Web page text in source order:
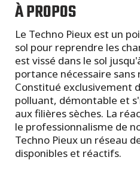
À PROPOS
Le Techno Pieux est un
sol pour reprendre les
est vissé dans le sol
portance nécessaire
Constitué exclusivement
polluant, démontable et
aux filières sèches. La
le professionnalisme de
Techno Pieux un réseau
disponibles et réactifs.